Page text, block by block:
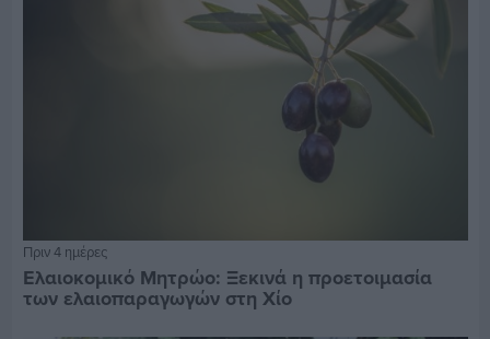
Πριν 4 ημέρες
Ελαιοκομικό Μητρώο: Ξεκινά η προετοιμασία
των ελαιοπαραγωγών στη Χίο